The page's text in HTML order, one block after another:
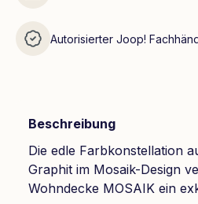
Autorisierter Joop!
Beschreibung
Die edle Farbkonstellation
Graphit im Mosaik-Design
Wohndecke MOSAIK ein